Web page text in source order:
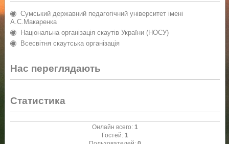
Сумський державний педагогічний університет імені
А.С.Макаренка
Національна організація скаутів України (НОСУ)
Всесвітня скаутська організація
Нас переглядають
Статистика
Онлайн всего: 1
Гостей: 1